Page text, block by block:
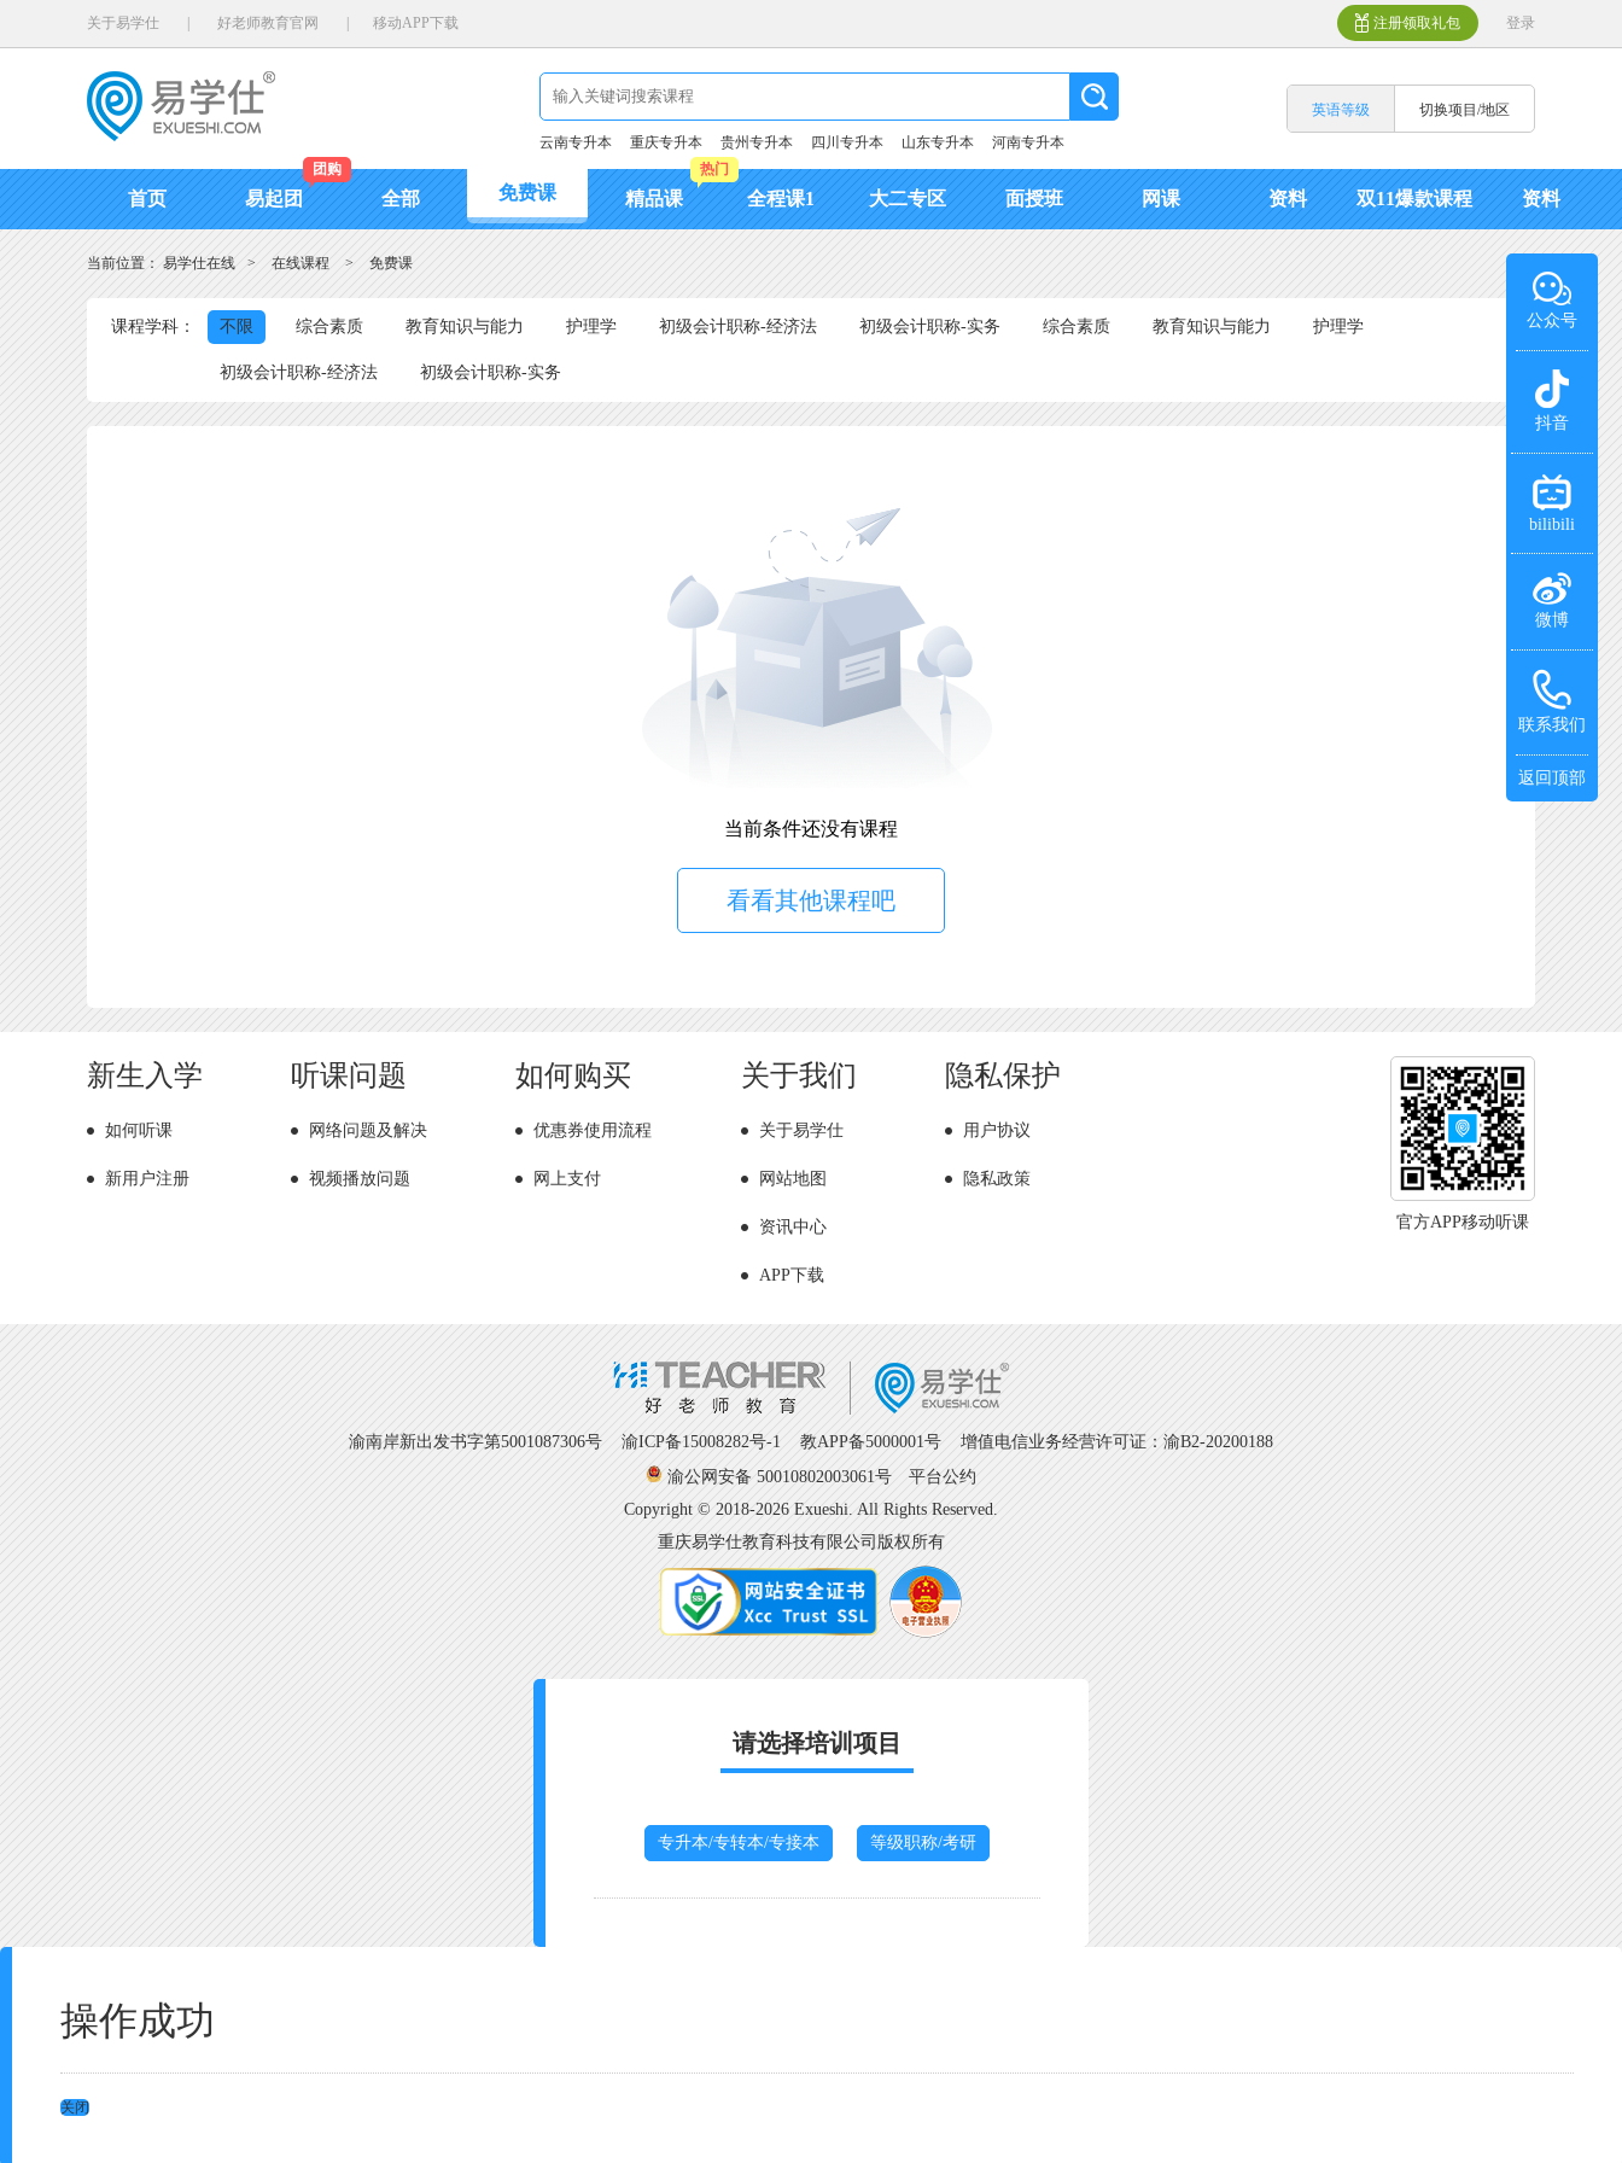
关于易学仕 好老师教育官网 移动APP下载 注册领取礼包 登录
云南专升本 重庆专升本 贵州专升本 四川专升本 山东专升本 河南专升本
英语等级 切换项目/地区
首页 易起团
团购
全部 免费课 精品课
热门
全程课1 大二专区 面授班 网课 资料 双11爆款课程 资料
当前位置： 易学仕在线 > 在线课程 > 免费课
课程学科： 不限 综合素质 教育知识与能力 护理学 初级会计职称-经济法 初级会计职称-实务 综合素质 教育知识与能力 护理学
初级会计职称-经济法 初级会计职称-实务
当前条件还没有课程
看看其他课程吧
新生入学
如何听课
新用户注册
听课问题
网络问题及解决
视频播放问题
如何购买
优惠券使用流程
网上支付
关于我们
关于易学仕
网站地图
资讯中心
APP下载
隐私保护
用户协议
隐私政策
官方APP移动听课
渝南岸新出发书字第5001087306号 渝ICP备15008282号-1 教APP备5000001号 增值电信业务经营许可证：渝B2-20200188
渝公网安备 50010802003061号
平台公约
Copyright © 2018-2026 Exueshi. All Rights Reserved.
重庆易学仕教育科技有限公司版权所有
公众号
抖音
bilibili
微博
联系我们
返回顶部
请选择培训项目
专升本/专转本/专接本 等级职称/考研
操作成功
关闭